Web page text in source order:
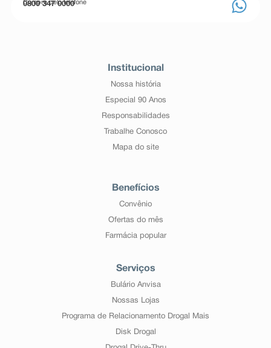
Compre pelo telefone
0800 347 0000
Institucional
Nossa história
Especial 90 Anos
Responsabilidades
Trabalhe Conosco
Mapa do site
Benefícios
Convênio
Ofertas do mês
Farmácia popular
Serviços
Bulário Anvisa
Nossas Lojas
Programa de Relacionamento Drogal Mais
Disk Drogal